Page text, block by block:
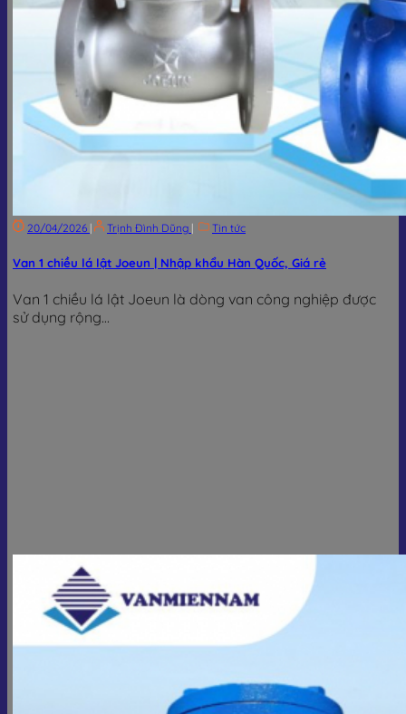
20/04/2026 | Trịnh Đình Dũng | Tin tức
Van 1 chiều lá lật Joeun | Nhập khẩu Hàn Quốc, Giá rẻ
Van 1 chiều lá lật Joeun là dòng van công nghiệp được
sử dụng rộng...